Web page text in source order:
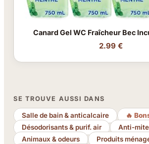
Canard Gel WC Fraîcheur Bec
2.99 €
SE TROUVE AUSSI DANS
Salle de bain & anticalcaire
🔥
Désodorisants & purif. air
Anti-
Animaux & odeurs
Produits